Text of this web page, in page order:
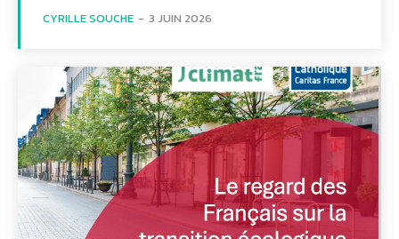
CYRILLE SOUCHE - 3 JUIN 2026